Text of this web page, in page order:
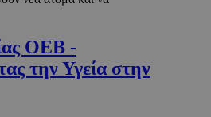
ΟΕΒ -
την Υγεία στην